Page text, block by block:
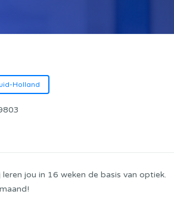
Holland
jou in 16 weken de basis van optiek.